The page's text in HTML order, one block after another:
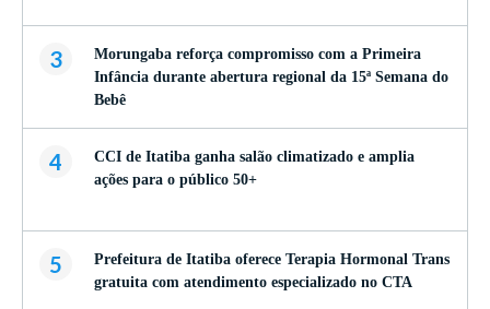
3
Morungaba reforça compromisso com a Primeira
Infância durante abertura regional da 15ª Semana do
Bebê
4
CCI de Itatiba ganha salão climatizado e amplia
ações para o público 50+
5
Prefeitura de Itatiba oferece Terapia Hormonal Trans
gratuita com atendimento especializado no CTA